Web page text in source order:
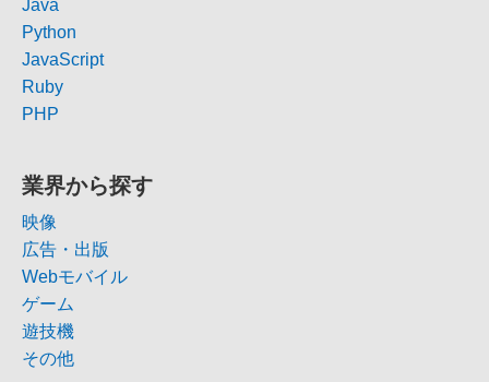
Java
Python
JavaScript
Ruby
PHP
業界から探す
映像
広告・出版
Webモバイル
ゲーム
遊技機
その他